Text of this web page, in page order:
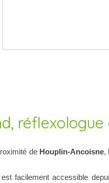
de Houplin-Ancoisne,
est facilement accessible